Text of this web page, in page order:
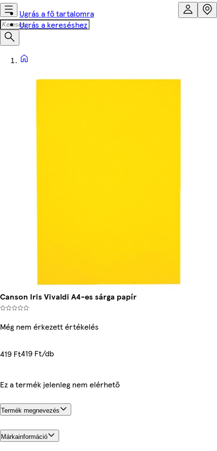
Ugrás a fő tartalomra
Ugrás a kereséshez
Canson Iris Vivaldi A4-es sárga papír
Még nem érkezett értékelés
419 Ft419 Ft/db
Ez a termék jelenleg nem elérhető
Termék megnevezés
Márkainformáció